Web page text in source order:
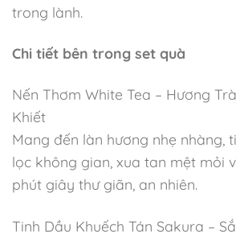
trong lành.
Chi tiết bên trong set quà
Nến Thơm White Tea – Hương
Khiết
Mang đến làn hương nhẹ nhàng,
lọc không gian, xua tan mệt mỏi
phút giây thư giãn, an nhiên.
Tinh Dầu Khuếch Tán Sakura –